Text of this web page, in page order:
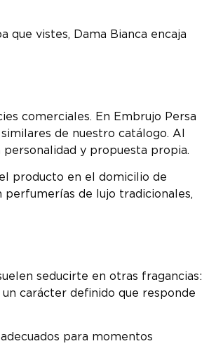
vistes, Dama Bianca encaja
comerciales. En Embrujo Persa
de nuestro catálogo. Al
y propuesta propia.
producto en el domicilio de
perfumerías de lujo tradicionales,
seducirte en otras fragancias:
carácter definido que responde
para momentos